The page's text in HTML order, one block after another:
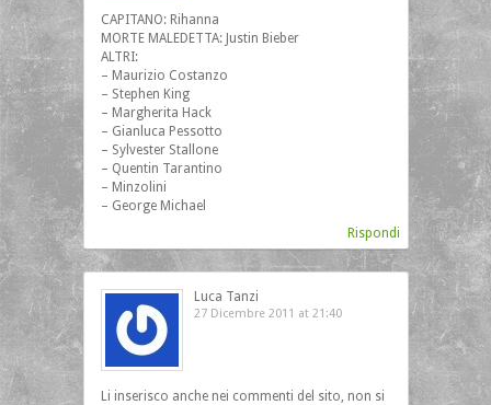
CAPITANO: Rihanna
MORTE MALEDETTA: Justin Bieber
ALTRI:
– Maurizio Costanzo
– Stephen King
– Margherita Hack
– Gianluca Pessotto
– Sylvester Stallone
– Quentin Tarantino
– Minzolini
– George Michael
Rispondi
Luca Tanzi
27 Dicembre 2011 at 21:40
Li inserisco anche nei commenti del sito, non si